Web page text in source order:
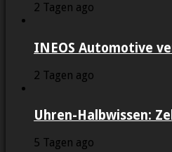
2 Tagen ago
INEOS Automotive
2 Tagen ago
Uhren-Halbwissen:
5 Tagen ago